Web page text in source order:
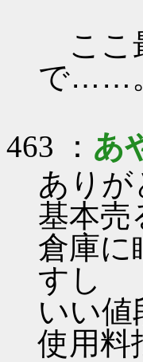
ここ
で……
463 ： あ
ありが
基本売
倉庫に
すし
いい値
使用料